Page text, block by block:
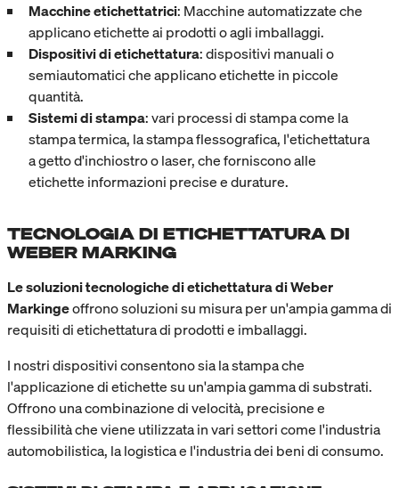
Macchine etichettatrici: Macchine automatizzate che
applicano etichette ai prodotti o agli imballaggi.
Dispositivi di etichettatura: dispositivi manuali o
semiautomatici che applicano etichette in piccole
quantità.
Sistemi di stampa: vari processi di stampa come la
stampa termica, la stampa flessografica, l'etichettatura
a getto d'inchiostro o laser, che forniscono alle
etichette informazioni precise e durature.
TECNOLOGIA DI ETICHETTATURA DI
WEBER MARKING
Le soluzioni tecnologiche di etichettatura di Weber
Markingeoffrono soluzioni su misura per un'ampia gamma di
requisiti di etichettatura di prodotti e imballaggi.
I nostri dispositivi consentono sia la stampa che
l'applicazione di etichette su un'ampia gamma di substrati.
Offrono una combinazione di velocità, precisione e
flessibilità che viene utilizzata in vari settori come l'industria
automobilistica, la logistica e l'industria dei beni di consumo.